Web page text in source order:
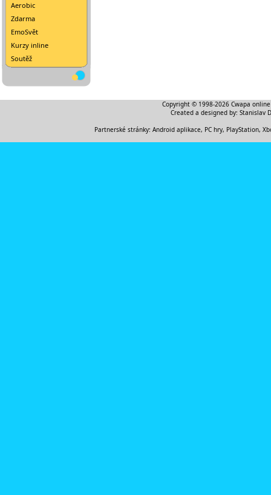
Aerobic
Zdarma
EmoSvět
Kurzy inline
Soutěž
Copyright © 1998-2026 Cwapa
Created a designed by: Stanislav
Partnerské stránky: Android aplikace, PC hry, PlayStation,